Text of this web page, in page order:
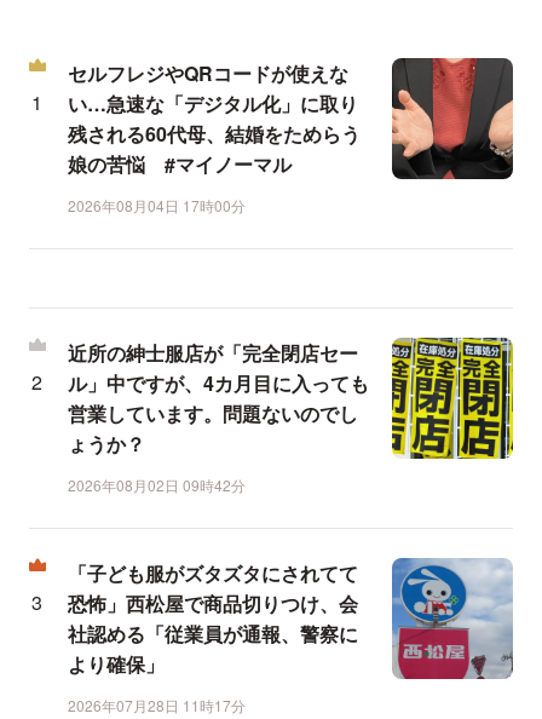
セルフレジやQRコードが使えな
い…急速な「デジタル化」に取り
残される60代母、結婚をためらう
娘の苦悩 #マイノーマル
2026年08月04日 17時00分
近所の紳士服店が「完全閉店セー
ル」中ですが、4カ月目に入っても
営業しています。問題ないのでし
ょうか？
2026年08月02日 09時42分
「子ども服がズタズタにされてて
恐怖」西松屋で商品切りつけ、会
社認める「従業員が通報、警察に
より確保」
2026年07月28日 11時17分